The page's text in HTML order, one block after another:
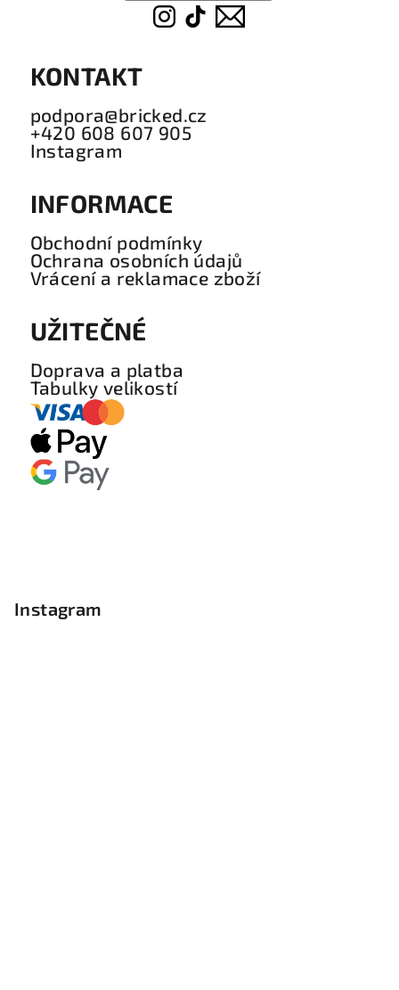
KONTAKT
podpora@bricked.cz
+420 608 607 905
Instagram
INFORMACE
Obchodní podmínky
Ochrana osobních údajů
Vrácení a reklamace zboží
UŽITEČNÉ
Doprava a platba
Tabulky velikostí
Instagram